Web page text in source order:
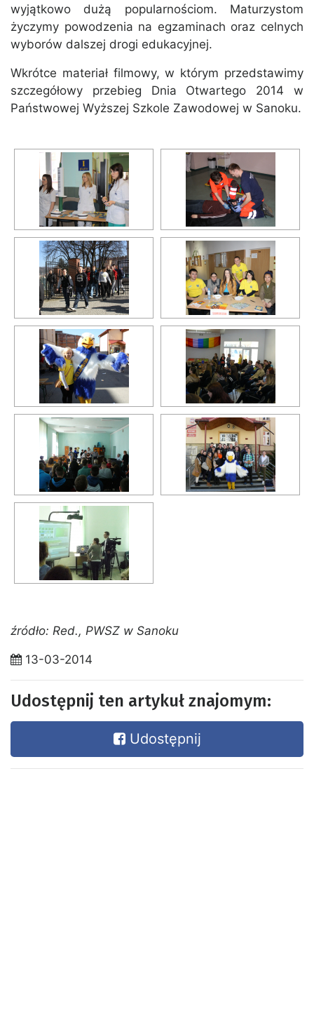
wyjątkowo dużą popularnościom. Maturzystom
życzymy powodzenia na egzaminach oraz celnych
wyborów dalszej drogi edukacyjnej.
Wkrótce materiał filmowy, w którym przedstawimy
szczegółowy przebieg Dnia Otwartego 2014 w
Państwowej Wyższej Szkole Zawodowej w Sanoku.
źródło: Red., PWSZ w Sanoku
13-03-2014
Udostępnij ten artykuł znajomym:
Udostępnij